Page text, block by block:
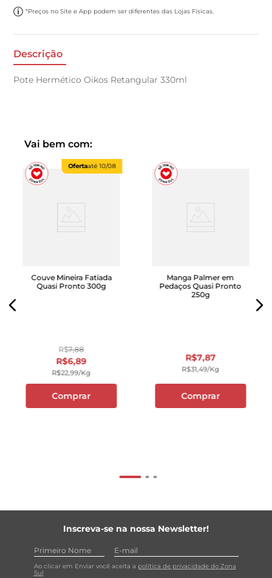
*Preços no Site e App podem ser diferentes das Lojas Físicas.
Descrição
Pote Hermético Oikos Retangular 330ml
Vai bem com:
Ofertaaté10/08
Couve Mineira Fatiada
Quasi Pronto 300g
R$7,88
R$6,89
R$22,99/kg
Comprar
Manga Palmer em
Pedaços Quasi Pronto
250g
R$7,87
R$31,49/kg
Comprar
Inscreva-se na nossa Newsletter!
Ao clicar em Enviar você aceita a política de privacidade do Zona
Sul